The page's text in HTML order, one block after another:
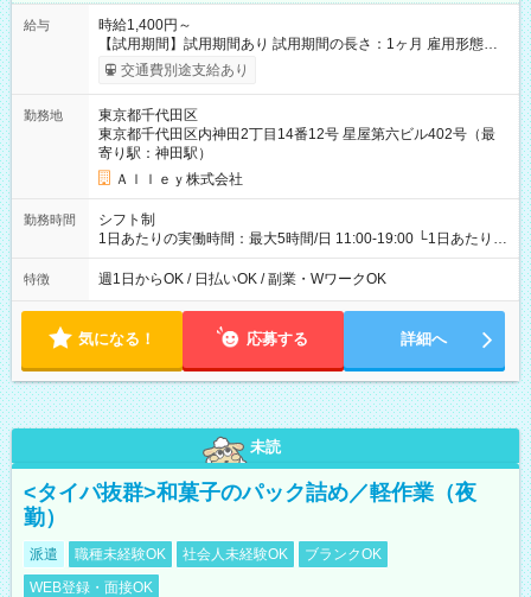
給与
時給1,400円～
【試用期間】試用期間あり 試用期間の長さ：1ヶ月 雇用形態、
給与は本採用時と同じです。
交通費別途支給あり
勤務地
東京都千代田区
東京都千代田区内神田2丁目14番12号 星屋第六ビル402号（最
寄り駅：神田駅）
Ａｌｌｅｙ株式会社
勤務時間
シフト制
1日あたりの実働時間：最大5時間/日 11:00-19:00 └1日あたりの
実働時間：1-5時間 └上記の時間帯内であれば、いつでも勤務可
能！ └平日・土曜日の中で、お好きな曜日でご勤務いただけま
18:00 などのように、自由な働き方が可能なお仕事です！
特徴 週1日からOK / 日払いOK / 副業・WワークOK
気になる！ 応募する 詳細へ
未読
<タイパ抜群>和菓子のパック詰め／軽作業（夜
勤）
派遣 職種未経験OK 社会人未経験OK
ブランクOK
WEB登録・面接OK